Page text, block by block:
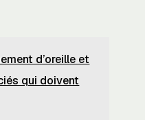
d’oreille et
qui doivent